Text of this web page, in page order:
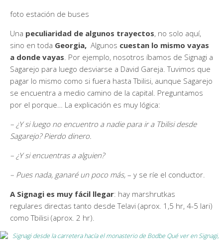
foto estación de buses
Una peculiaridad de algunos trayectos, no solo aquí,
sino en toda Georgia, Algunos cuestan lo mismo vayas
a donde vayas . Por ejemplo, nosotros íbamos de Signagi a
Sagarejo para luego desviarse a David Gareja. Tuvimos que
pagar lo mismo como si fuera hasta Tbilisi, aunque Sagarejo
se encuentra a medio camino de la capital. Preguntamos
por el porque… La explicación es muy lógica:
– ¿Y si luego no encuentro a nadie para ir a Tbilisi desde
Sagarejo? Pierdo dinero.
– ¿Y si encuentras a alguien?
– Pues nada, ganaré un poco más, – y se ríe el conductor.
A Signagi es muy fácil llegar: hay marshrutkas
regulares directas tanto desde Telavi (aprox. 1,5 hr, 4-5 lari)
como Tbilisi (aprox. 2 hr).